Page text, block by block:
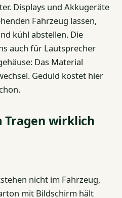
Displays und Akkugeräte
Fahrzeug lassen,
kühl abstellen. Die
auch für Lautsprecher
Das Material
Geduld kostet hier
Tragen wirklich
nicht im Fahrzeug,
mit Bildschirm hält